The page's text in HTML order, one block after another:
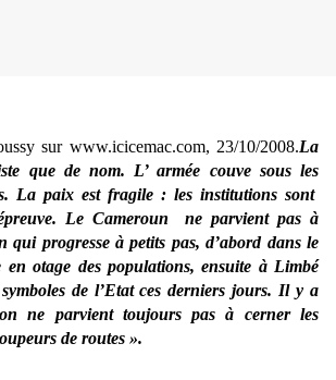
sur www.icicemac.com, 23/10/2008.La
que de nom. L’ armée couve sous les
La paix est fragile : les institutions sont
Le Cameroun ne parvient pas à
qui progresse à petits pas, d’abord dans le
otage des populations, ensuite à Limbé
symboles de l’Etat ces derniers jours. Il y a
ne parvient toujours pas à cerner les
de routes ».